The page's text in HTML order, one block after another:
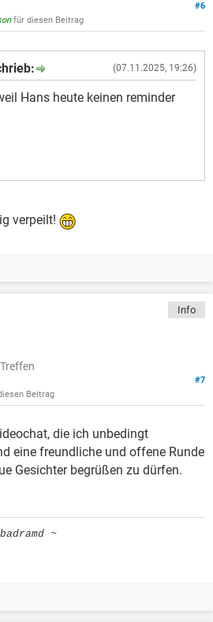
#6
für diesen Beitrag
(07.11.2025, 19:26)
Hans heute keinen reminder
verpeilt!
Info
#7
Beitrag
die ich unbedingt
eine freundliche und offene Runde
Gesichter begrüßen zu dürfen.
~